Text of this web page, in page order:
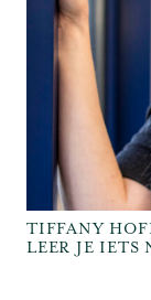
TIFFANY
LEER JE IETS